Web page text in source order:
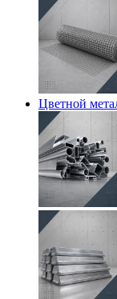
Цветной